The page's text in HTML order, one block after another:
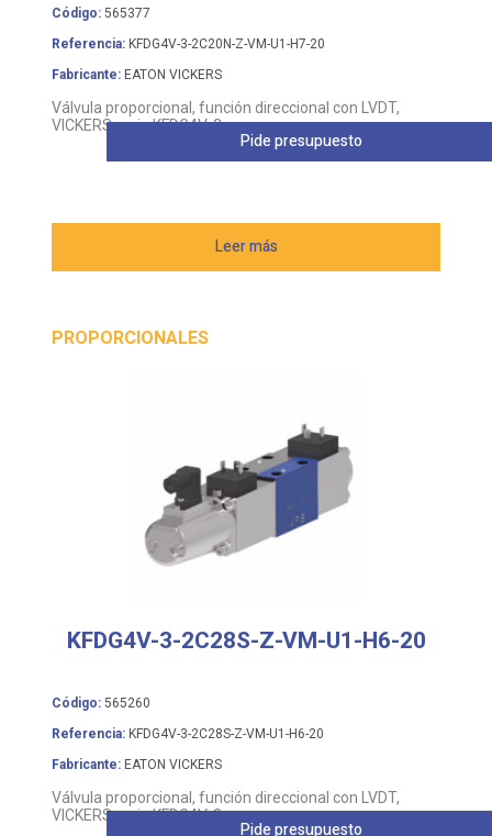
Código: 565377
Referencia: KFDG4V-3-2C20N-Z-VM-U1-H7-20
Fabricante: EATON VICKERS
Válvula proporcional, función direccional con LVDT,
VICKERS serie KFDG4V-3
Leer más
Pide presupuesto
PROPORCIONALES
KFDG4V-3-2C28S-Z-VM-U1-H6-20
Código: 565260
Referencia: KFDG4V-3-2C28S-Z-VM-U1-H6-20
Fabricante: EATON VICKERS
Válvula proporcional, función direccional con LVDT,
VICKERS serie KFDG4V-3
Pide presupuesto